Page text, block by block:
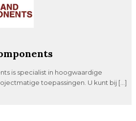
is specialist in hoogwaardige
toepassingen. U kunt bij […]